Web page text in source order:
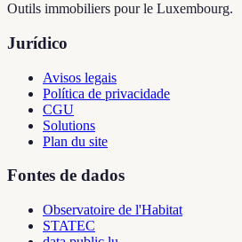
Outils immobiliers pour le Luxembourg.
Jurídico
Avisos legais
Política de privacidade
CGU
Solutions
Plan du site
Fontes de dados
Observatoire de l'Habitat
STATEC